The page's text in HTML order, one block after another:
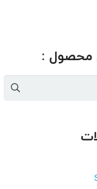
محصول :